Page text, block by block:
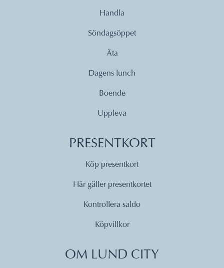
Handla
Söndagsöppet
Äta
Dagens lunch
Boende
Uppleva
PRESENTKORT
Köp presentkort
Här gäller presentkortet
Kontrollera saldo
Köpvillkor
OM LUND CITY